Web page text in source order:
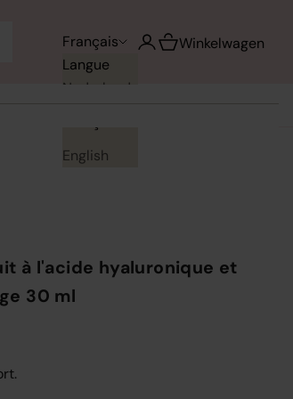
Français
Langue
Nederlands
English
Ouvrir le compte
Voir le panier
Winkelwagen
à l'acide hyaluronique et
30 ml